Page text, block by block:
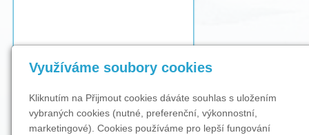
Využíváme soubory cookies
Kliknutím na Přijmout cookies dáváte souhlas s uložením
vybraných cookies (nutné, preferenční, výkonnostní,
marketingové). Cookies používáme pro lepší fungování